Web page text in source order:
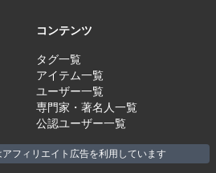
コンテンツ
タグ一覧
アイテム一覧
ユーザー一覧
専門家・著名人一覧
公認ユーザー一覧
フィリエイト広告を利用しています